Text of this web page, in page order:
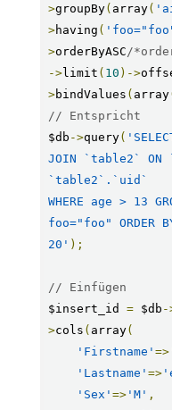
>groupBy( array(
>having (
>orderByASC /
->limit ( 10 )->
>bindValues ( array
// Entspricht
$db ->query(
JOIN `table2`
`table2`.`uid`
WHERE age > 13
foo="foo" ORDER
20' );
// Einfügen
$insert_id = $db -
>cols ( array(
'Firstname' =>
'Lastname' =>
'Sex' =>'M' ,